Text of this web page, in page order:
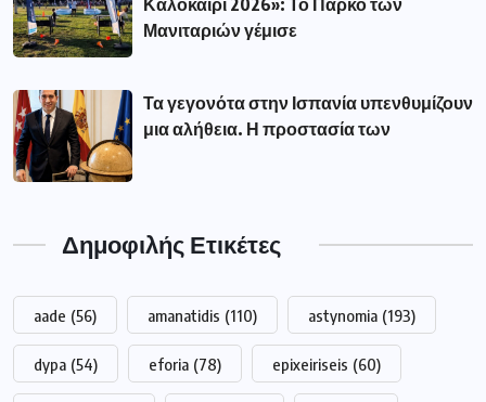
Καλοκαίρι 2026»: Το Πάρκο των
Μανιταριών γέμισε
Τα γεγονότα στην Ισπανία υπενθυμίζουν
μια αλήθεια. Η προστασία των
Δημοφιλής Ετικέτες
aade (56) amanatidis (110) astynomia (193)
dypa (54) eforia (78) epixeiriseis (60)